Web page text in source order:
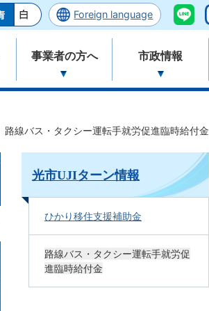
Foreign language
事業者の方へ 市政情報
路線バス・タクシー運転手就労促進臨時給付金
光市UJIターン情報
ひかり移住支援補助金
路線バス・タクシー運転手就労促
進臨時給付金